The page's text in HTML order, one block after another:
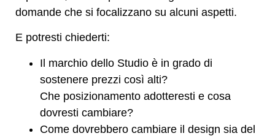
domande che si focalizzano su alcuni aspetti.
E potresti chiederti:
Il marchio dello Studio è in grado di
sostenere prezzi così alti?
Che posizionamento adotteresti e cosa
dovresti cambiare?
Come dovrebbero cambiare il design sia del